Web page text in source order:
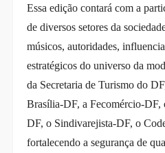
Essa edição contará com a
de diversos setores da
músicos, autoridades,
estratégicos do universo da
da Secretaria de Turismo do
Brasília-DF, a Fecomércio-
DF, o Sindivarejista-DF, o
fortalecendo a segurança de